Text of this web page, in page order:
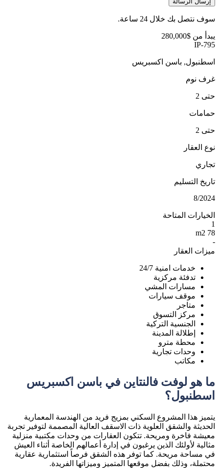
سوف نتصل بك خلال 24 ساعة.
يبدأ من $280,000
IP-795
اسطنبول, باسن اكسبريس
غرف نوم
حتى 2
حمامات
حتى 2
نوع العقار
تجاري
تاريخ التسليم
8/2024
الخيارات المتاحة
1
78 m2
-
ميزات العقار
خدمات امنية 24/7
تدفئة مركزية
مسارات المشي
موقف سيارات
متاجر
مركز التسوق
الجنسية التركية
إطلالة المدينة
محطة مترو
وحدات تجارية
مكاتب
ما هو لوفت فالنتاين في باسن اكسبريس
اسطنبول؟
يتميز هذا المشروع السكني بمزيج فريد من الهندسة المعمارية
الحديثة والشقق العلوية ذات الاسقف العالية المصممة لتوفير تجربة
معيشة فاخرة ومريحة. تتكون العقارات من وحدات مكتبية منزلية
مثالية لأولئك الذين يرغبون في إدارة أعمالهم الخاصة أثناء العيش
في مساحة مريحة. كما توفر هذه الشقق فرصاً استثمارية عقارية
محتملة، وذلك بفضل موقعها المتميز وميزاتها الفريدة.